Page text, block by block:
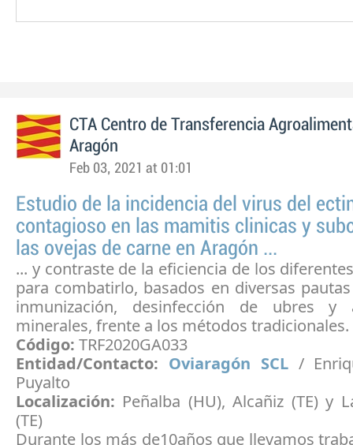
CTA Centro de Transferencia
Aragón
Feb 03, 2021 at 01:01
Estudio de la incidencia del virus del
contagioso en las mamitis clinicas y
las ovejas de carne en Aragón ...
... y contraste de la eficiencia de los
para combatirlo, basados en diversas
inmunización, desinfección de ubres y
minerales, frente a los métodos tradicionales.
Código: TRF2020GA033
Entidad/Contacto: Oviaragón SCL/
Puyalto
Localización: Peñalba (HU), Alcañiz (TE) y
(TE)
Durante los más de10años que llevamos